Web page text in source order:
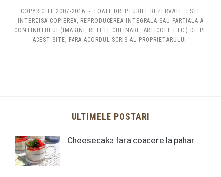
COPYRIGHT 2007-2016 ~ TOATE DREPTURILE REZERVATE. ESTE
INTERZISA COPIEREA, REPRODUCEREA INTEGRALA SAU PARTIALA A
CONTINUTULUI (IMAGINI, RETETE CULINARE, ARTICOLE ETC.) DE PE
ACEST SITE, FARA ACORDUL SCRIS AL PROPRIETARULUI.
ULTIMELE POSTARI
Cheesecake fara coacere la pahar